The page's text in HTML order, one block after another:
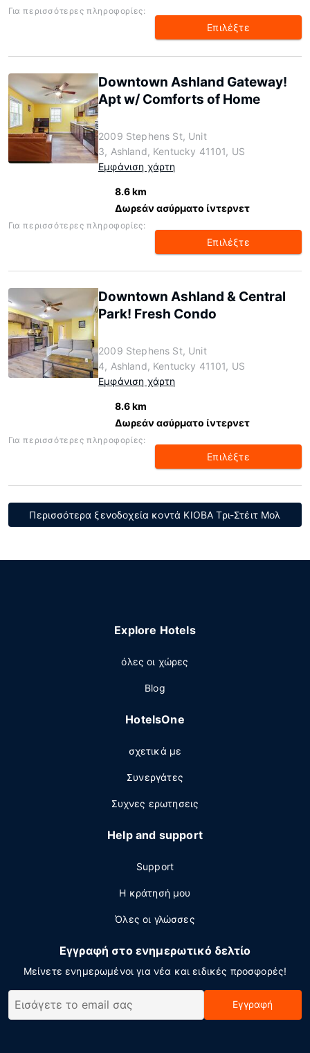
Για περισσότερες πληροφορίες:
Επιλέξτε
Downtown Ashland Gateway!
Apt w/ Comforts of Home
2009 Stephens St, Unit
3, Ashland, Kentucky 41101, US
Εμφάνιση χάρτη
8.6 km
Δωρεάν ασύρματο ίντερνετ
Για περισσότερες πληροφορίες:
Επιλέξτε
Downtown Ashland & Central
Park! Fresh Condo
2009 Stephens St, Unit
4, Ashland, Kentucky 41101, US
Εμφάνιση χάρτη
8.6 km
Δωρεάν ασύρματο ίντερνετ
Για περισσότερες πληροφορίες:
Επιλέξτε
Περισσότερα ξενοδοχεία κοντά ΚΙΟΒΑ Τρι-Στέιτ Μολ
Explore Hotels
όλες οι χώρες
Blog
HotelsOne
σχετικά με
Συνεργάτες
Συχνες ερωτησεις
Help and support
Support
Η κράτησή μου
Όλες οι γλώσσες
Εγγραφή στο ενημερωτικό δελτίο
Μείνετε ενημερωμένοι για νέα και ειδικές προσφορές!
Εγγραφή